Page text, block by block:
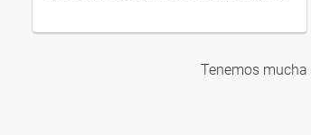
Tenemos mucha